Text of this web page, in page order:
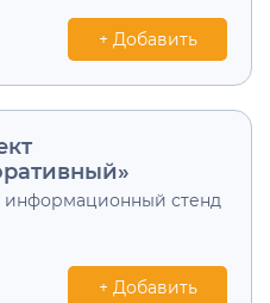
+ Добавить
информационный стенд
+ Добавить